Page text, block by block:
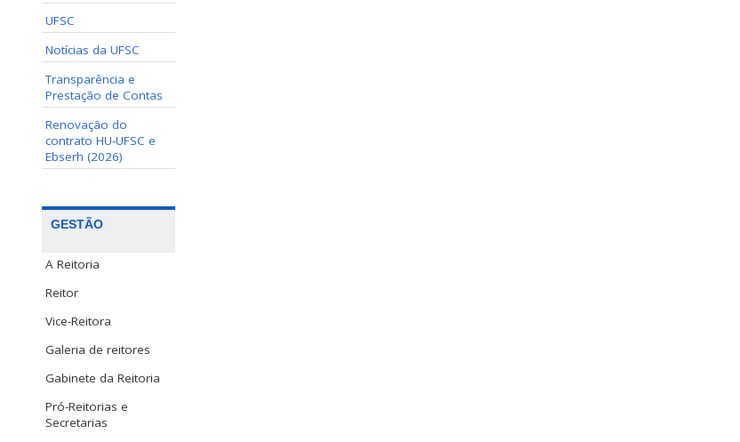
UFSC
Notícias da UFSC
Transparência e
Prestação de Contas
Renovação do
contrato HU-UFSC e
Ebserh (2026)
GESTÃO
A Reitoria
Reitor
Vice-Reitora
Galeria de reitores
Gabinete da Reitoria
Pró-Reitorias e
Secretarias